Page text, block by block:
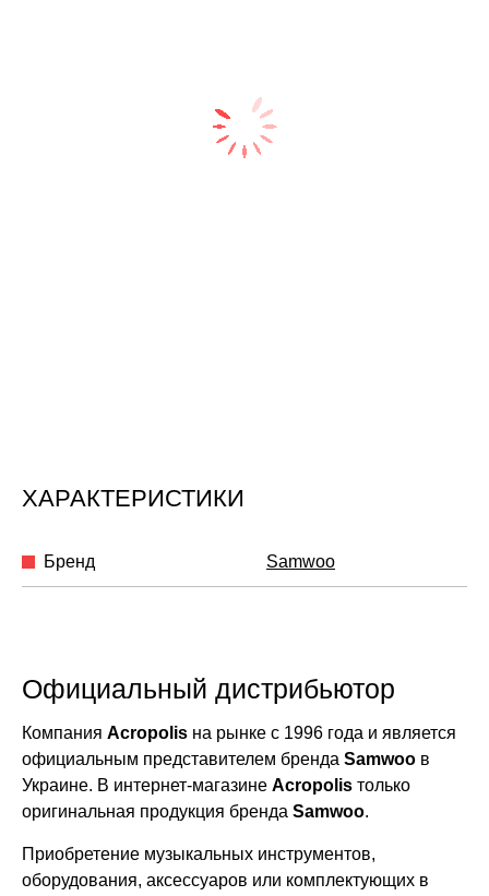
ХАРАКТЕРИСТИКИ
Бренд Samwoo
Официальный дистрибьютор
Компания Acropolis на рынке с 1996 года и является
официальным представителем бренда Samwoo в
Украине. В интернет-магазине Acropolis только
оригинальная продукция бренда Samwoo.
Приобретение музыкальных инструментов,
оборудования, аксессуаров или комплектующих в